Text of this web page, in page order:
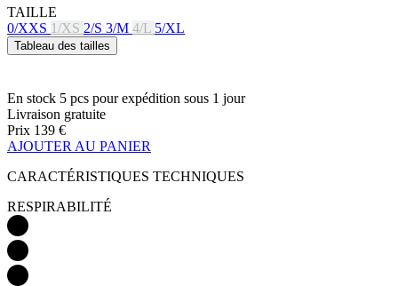
TAILLE
0/XXS 1/XS 2/S 3/M 4/L 5/XL
Tableau des tailles
En stock 5 pcs pour expédition sous 1 jour
Livraison gratuite
Prix 139 €
AJOUTER AU PANIER
CARACTÉRISTIQUES TECHNIQUES
RESPIRABILITÉ